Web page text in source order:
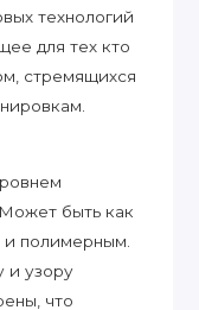
технологий
для тех кто
стремящихся
быть как
и полимерным.
и узору
что